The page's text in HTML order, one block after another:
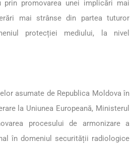
promovarea unei implicări mai
mai strânse din partea tuturor
protecției mediului, la nivel
asumate de Republica Moldova în
la Uniunea Europeană, Ministerul
procesului de armonizare a
în domeniul securității radiologice